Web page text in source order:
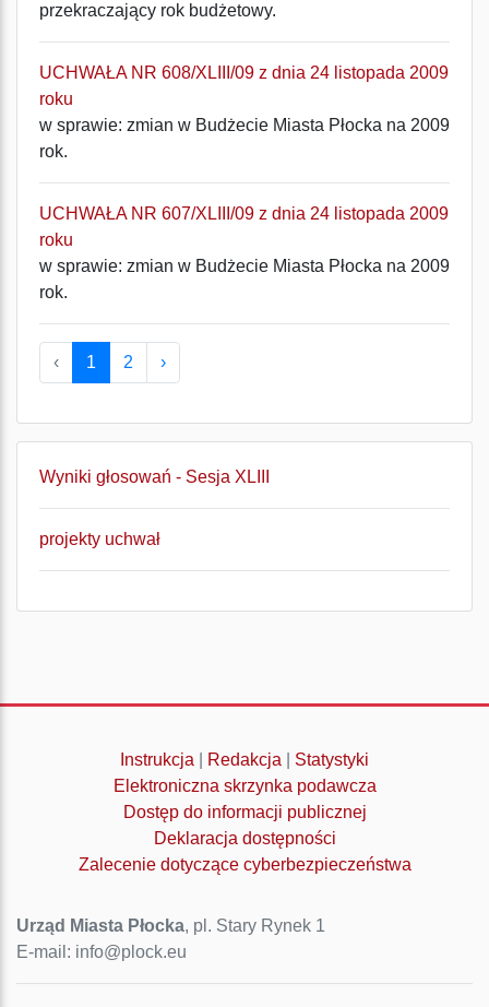
przekraczający rok budżetowy.
UCHWAŁA NR 608/XLIII/09 z dnia 24 listopada 2009
roku
w sprawie: zmian w Budżecie Miasta Płocka na 2009
rok.
UCHWAŁA NR 607/XLIII/09 z dnia 24 listopada 2009
roku
w sprawie: zmian w Budżecie Miasta Płocka na 2009
rok.
‹ 1 2 ›
Wyniki głosowań - Sesja XLIII
projekty uchwał
Instrukcja Redakcja
Statystyki
Elektroniczna skrzynka podawcza
Dostęp do informacji publicznej
Deklaracja dostępności
Zalecenie dotyczące cyberbezpieczeństwa
Urząd Miasta Płocka, pl. Stary Rynek 1
E-mail: info@plock.eu